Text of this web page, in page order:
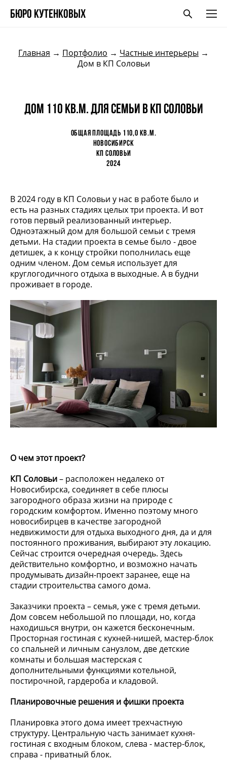
БЮро кутенковых
Главная → Портфолио → Частные интерьеры →
Дом в КП Соловьи
дом 110 кв.м. для семьи в КП Соловьи
Общая площадь 110,0 кв.м.
Новосибирск
КП Соловьи
2024
В 2024 году в КП Соловьи у нас в работе было и
есть на разных стадиях целых три проекта. И вот
готов первый реализованный интерьер.
Одноэтажный дом для большой семьи с тремя
детьми. На стадии проекта в семье было - двое
детишек, а к концу стройки пополнилась еще
одним членом. Дом семья использует для
круглогодичного отдыха в выходные. А в будни
проживает в городе.
О чем этот проект?
КП Соловьи– расположен недалеко от
Новосибирска, соединяет в себе плюсы
загородного образа жизни на природе с
городским комфортом. Именно поэтому много
новосибирцев в качестве загородной
недвижимости для отдыха выходного дня, да и для
постоянного проживания, выбирают эту локацию.
Сейчас строится очередная очередь. Здесь
действительно комфортно, и возможно начать
продумывать дизайн-проект заранее, еще на
стадии строительства самого дома.
Заказчики проекта – семья, уже с тремя детьми.
Дом совсем небольшой по площади, но, когда
находишься внутри, он кажется бесконечным.
Просторная гостиная с кухней-нишей, мастер-блок
со спальней и личным санузлом, две детские
комнаты и большая мастерская с
дополнительными функциями котельной,
постирочной, гардероба и кладовой.
Планировочные решения и фишки проекта
Планировка этого дома имеет трехчастную
структуру. Центральную часть занимает кухня-
гостиная с входным блоком, слева - мастер-блок,
справа - приватный блок.